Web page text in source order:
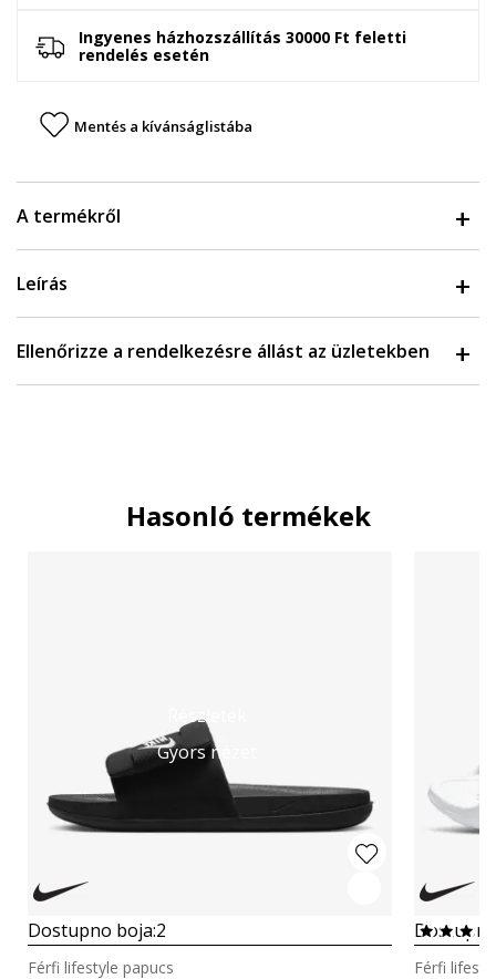
Ingyenes házhozszállítás 30000 Ft feletti
rendelés esetén
Mentés a kívánságlistába
A termékről
Leírás
Ellenőrizze a rendelkezésre állást az üzletekben
Hasonló termékek
Részletek
Gyors nézet
Dostupno boja:2
Férfi lifestyle papucs Férfi